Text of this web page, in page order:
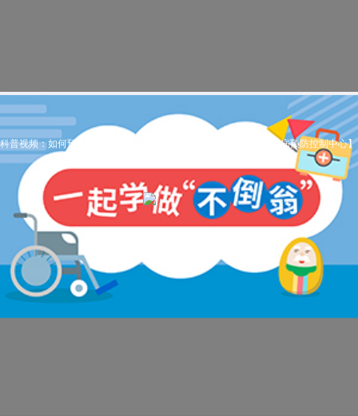
科普视频：如何预防老年人跌倒（1）一起学做“不倒翁”【广东省疾病预防控制中心】